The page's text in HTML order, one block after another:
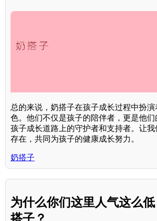
总的来说，奶搭子在孩子成长过程中扮
色。他们不仅是孩子的陪伴者，更是他
孩子成长道路上的守护者和支持者。让
存在，共同为孩子的健康成长努力。
奶搭子
为什么你们这里人气这么